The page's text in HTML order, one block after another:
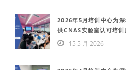
2026年5月培训中心为
供CNAS实验室认可培训
15 5 月 2026